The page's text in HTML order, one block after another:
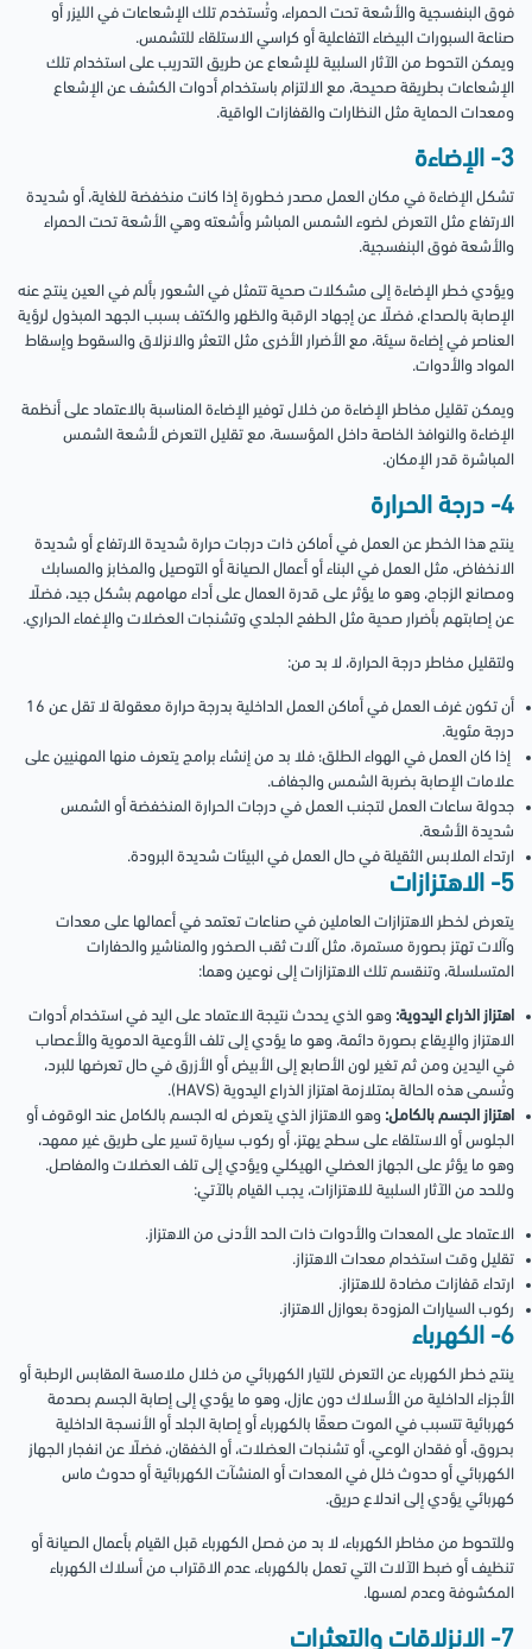
فوق البنفسجية والأشعة تحت الحمراء، وتُستخدم تلك الإشعاعات في الليزر أو
صناعة السبورات البيضاء التفاعلية أو كراسي الاستلقاء للتشمس.
ويمكن التحوط من الآثار السلبية للإشعاع عن طريق التدريب على استخدام تلك
الإشعاعات بطريقة صحيحة، مع الالتزام باستخدام أدوات الكشف عن الإشعاع
ومعدات الحماية مثل النظارات والقفازات الواقية.
3- الإضاءة
تشكل الإضاءة في مكان العمل مصدر خطورة إذا كانت منخفضة للغاية، أو شديدة
الارتفاع مثل التعرض لضوء الشمس المباشر وأشعته وهي الأشعة تحت الحمراء
والأشعة فوق البنفسجية.
ويؤدي خطر الإضاءة إلى مشكلات صحية تتمثل في الشعور بألم في العين ينتج عنه
الإصابة بالصداع، فضلًا عن إجهاد الرقبة والظهر والكتف بسبب الجهد المبذول لرؤية
العناصر في إضاءة سيئة، مع الأضرار الأخرى مثل التعثر والانزلاق والسقوط وإسقاط
المواد والأدوات.
ويمكن تقليل مخاطر الإضاءة من خلال توفير الإضاءة المناسبة بالاعتماد على أنظمة
الإضاءة والنوافذ الخاصة داخل المؤسسة، مع تقليل التعرض لأشعة الشمس
المباشرة قدر الإمكان.
4- درجة الحرارة
ينتج هذا الخطر عن العمل في أماكن ذات درجات حرارة شديدة الارتفاع أو شديدة
الانخفاض، مثل العمل في البناء أو أعمال الصيانة أو التوصيل والمخابز والمسابك
ومصانع الزجاج، وهو ما يؤثر على قدرة العمال على أداء مهامهم بشكل جيد، فضلًا
عن إصابتهم بأضرار صحية مثل الطفح الجلدي وتشنجات العضلات والإغماء الحراري.
ولتقليل مخاطر درجة الحرارة، لا بد من:
أن تكون غرف العمل في أماكن العمل الداخلية بدرجة حرارة معقولة لا تقل عن 16
درجة مئوية.
إذا كان العمل في الهواء الطلق؛ فلا بد من إنشاء برامج يتعرف منها المهنيين على
علامات الإصابة بضربة الشمس والجفاف.
جدولة ساعات العمل لتجنب العمل في درجات الحرارة المنخفضة أو الشمس
شديدة الأشعة.
ارتداء الملابس الثقيلة في حال العمل في البيئات شديدة البرودة.
5- الاهتزازات
يتعرض لخطر الاهتزازات العاملين في صناعات تعتمد في أعمالها على معدات
وآلات تهتز بصورة مستمرة، مثل آلات ثقب الصخور والمناشير والحفارات
المتسلسلة، وتنقسم تلك الاهتزازات إلى نوعين وهما:
اهتزاز الذراع اليدوية: وهو الذي يحدث نتيجة الاعتماد على اليد في استخدام أدوات
الاهتزاز والإيقاع بصورة دائمة، وهو ما يؤدي إلى تلف الأوعية الدموية والأعصاب
في اليدين ومن ثم تغير لون الأصابع إلى الأبيض أو الأزرق في حال تعرضها للبرد،
وتُسمى هذه الحالة بمتلازمة اهتزاز الذراع اليدوية (HAVS).
اهتزاز الجسم بالكامل: وهو الاهتزاز الذي يتعرض له الجسم بالكامل عند الوقوف أو
الجلوس أو الاستلقاء على سطح يهتز، أو ركوب سيارة تسير على طريق غير ممهد،
وهو ما يؤثر على الجهاز العضلي الهيكلي ويؤدي إلى تلف العضلات والمفاصل.
وللحد من الآثار السلبية للاهتزازات، يجب القيام بالآتي:
الاعتماد على المعدات والأدوات ذات الحد الأدنى من الاهتزاز.
تقليل وقت استخدام معدات الاهتزاز.
ارتداء قفازات مضادة للاهتزاز.
ركوب السيارات المزودة بعوازل الاهتزاز.
6- الكهرباء
ينتج خطر الكهرباء عن التعرض للتيار الكهربائي من خلال ملامسة المقابس الرطبة أو
الأجزاء الداخلية من الأسلاك دون عازل، وهو ما يؤدي إلى إصابة الجسم بصدمة
كهربائية تتسبب في الموت صعقًا بالكهرباء أو إصابة الجلد أو الأنسجة الداخلية
بحروق، أو فقدان الوعي، أو تشنجات العضلات، أو الخفقان، فضلًا عن انفجار الجهاز
الكهربائي أو حدوث خلل في المعدات أو المنشآت الكهربائية أو حدوث ماس
كهربائي يؤدي إلى اندلاع حريق.
وللتحوط من مخاطر الكهرباء، لا بد من فصل الكهرباء قبل القيام بأعمال الصيانة أو
تنظيف أو ضبط الآلات التي تعمل بالكهرباء، عدم الاقتراب من أسلاك الكهرباء
المكشوفة وعدم لمسها.
7- الانزلاقات والتعثرات